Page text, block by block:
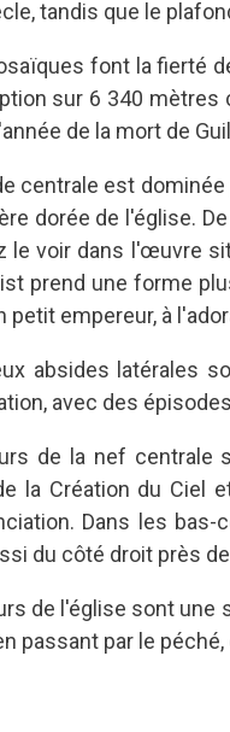
tandis que le
font la fierté
sur 6 340 mètres
de la mort de
centrale est
dorée de l'église.
le voir dans l'œuvre
prend une forme
petit empereur, à
absides latérales
avec des
de la nef centrale
la Création du Ciel
Dans les
du côté droit près
de l'église sont une
passant par le